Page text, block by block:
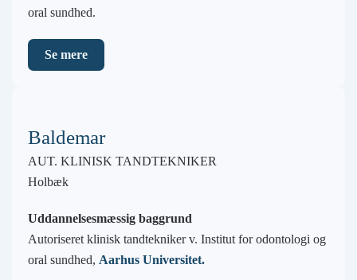
oral sundhed.
Se mere
Baldemar
AUT. KLINISK TANDTEKNIKER
Holbæk
Uddannelsesmæssig baggrund
Autoriseret klinisk tandtekniker v. Institut for odontologi og
oral sundhed, Aarhus Universitet.